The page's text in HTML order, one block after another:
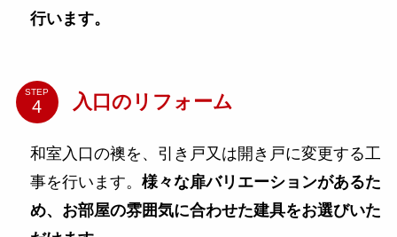
行います。
STEP 入口のリフォーム
和室入口の襖を、引き戸又は開き戸に変更する工
事を行います。 様々な扉バリエーションがあるた
め、お部屋の雰囲気に合わせた建具をお選びいた